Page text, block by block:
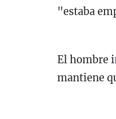
"estaba
El hombre
mantiene